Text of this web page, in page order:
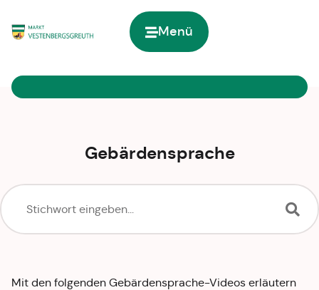
Menü
Gebärdensprache
Mit den folgenden Gebärdensprache-Videos erläutern